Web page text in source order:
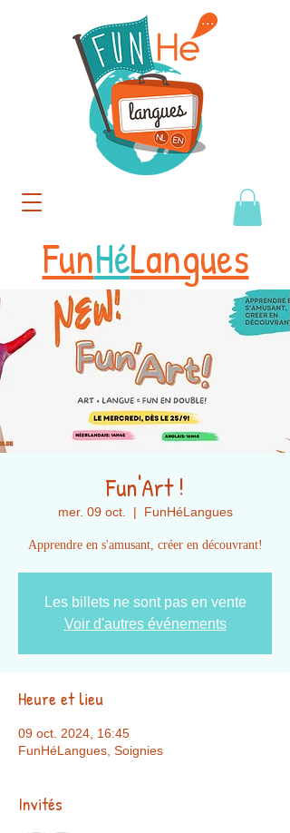
FunHéLangues
Fun'Art !
mer. 09 oct.
  |
FunHéLangues
Les billets ne sont pas en vente
Voir d'autres événements
Heure et lieu
09 oct. 2024, 16:45
FunHéLangues, Soignies
Invités